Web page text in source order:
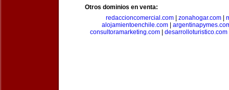
Otros dominios en venta:
redaccioncomercial.com
zonahogar.com
alojamientoenchile.com
consultoramarketing.com
desarrolloturistico.com